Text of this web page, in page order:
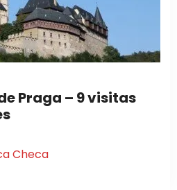
Praga – 9 visitas
Checa